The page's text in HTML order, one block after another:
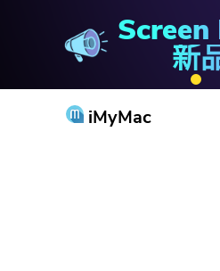
新
iMyMac
Mac清潔器